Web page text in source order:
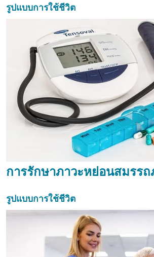
รูปแบบการใช้ชีวิต
การรักษาภาวะหย่อนสมรรถ
รูปแบบการใช้ชีวิต